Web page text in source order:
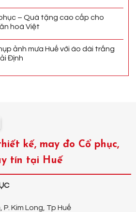
– Quà tặng cao cấp cho
hoá Việt
ảnh mưa Huế với áo dài trắng
Định
kế, may đo Cổ phục,
tín tại Huế
P. Kim Long, Tp Huế